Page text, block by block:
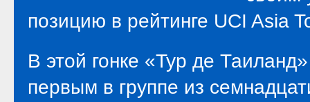
позицию в рейтинге UCI Asia
В этой гонке «Тур де
первым в группе из